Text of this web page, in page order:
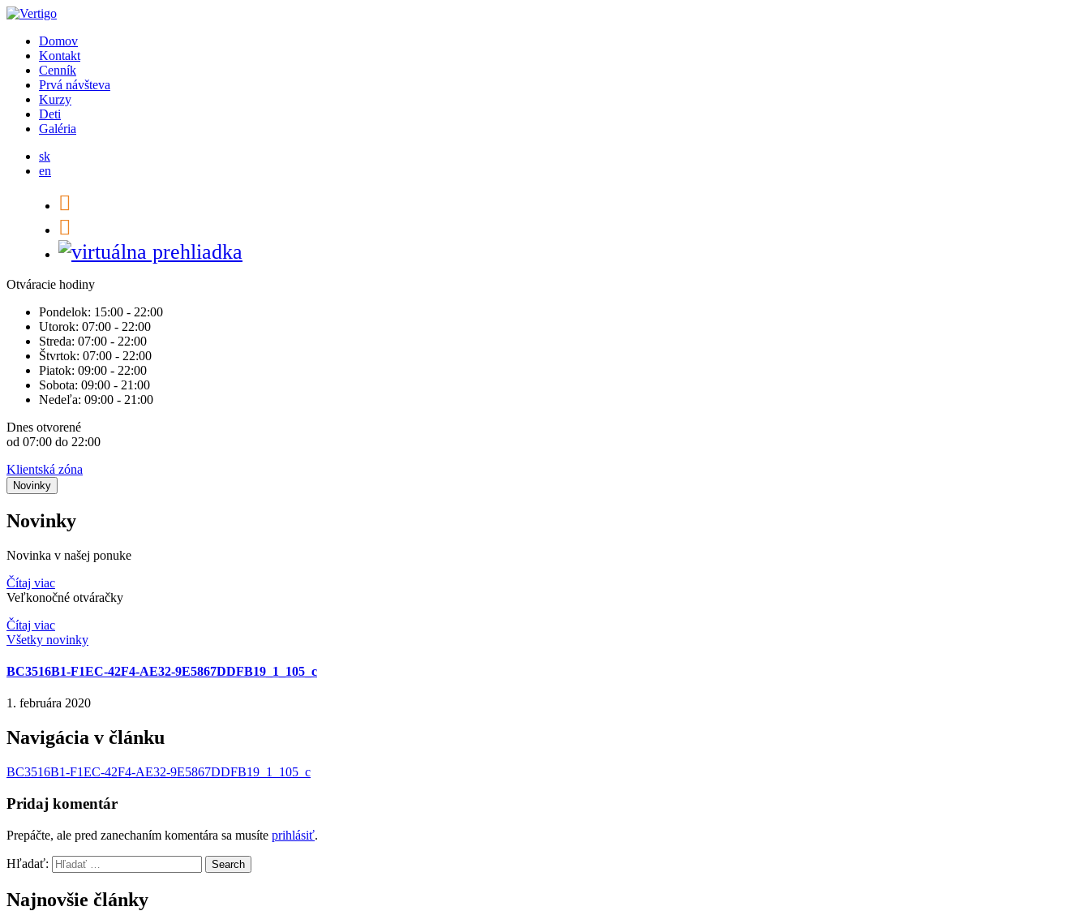
Domov
Kontakt
Cenník
Prvá návšteva
Kurzy
Deti
Galéria
sk
en
Otváracie hodiny
Pondelok: 15:00 - 22:00
Utorok: 07:00 - 22:00
Streda: 07:00 - 22:00
Štvrtok: 07:00 - 22:00
Piatok: 09:00 - 22:00
Sobota: 09:00 - 21:00
Nedeľa: 09:00 - 21:00
Dnes otvorené
od 07:00 do 22:00
Klientská zóna
Novinky
Novinky
Novinka v našej ponuke
Čítaj viac
Veľkonočné otváračky
Čítaj viac
Všetky novinky
BC3516B1-F1EC-42F4-AE32-9E5867DDFB19_1_105_c
1. februára 2020
Navigácia v článku
BC3516B1-F1EC-42F4-AE32-9E5867DDFB19_1_105_c
Pridaj komentár
Prepáčte, ale pred zanechaním komentára sa musíte prihlásiť.
Hľadať: Search
Najnovšie články